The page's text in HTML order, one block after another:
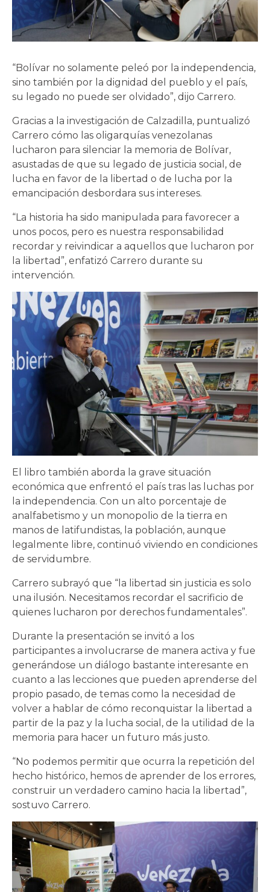
“Bolívar no solamente peleó por la independencia,
sino también por la dignidad del pueblo y el país,
su legado no puede ser olvidado”, dijo Carrero.
Gracias a la investigación de Calzadilla, puntualizó
Carrero cómo las oligarquías venezolanas
lucharon para silenciar la memoria de Bolívar,
asustadas de que su legado de justicia social, de
lucha en favor de la libertad o de lucha por la
emancipación desbordara sus intereses.
“La historia ha sido manipulada para favorecer a
unos pocos, pero es nuestra responsabilidad
recordar y reivindicar a aquellos que lucharon por
la libertad”, enfatizó Carrero durante su
intervención.
El libro también aborda la grave situación
económica que enfrentó el país tras las luchas por
la independencia. Con un alto porcentaje de
analfabetismo y un monopolio de la tierra en
manos de latifundistas, la población, aunque
legalmente libre, continuó viviendo en condiciones
de servidumbre.
Carrero subrayó que “la libertad sin justicia es solo
una ilusión. Necesitamos recordar el sacrificio de
quienes lucharon por derechos fundamentales”.
Durante la presentación se invitó a los
participantes a involucrarse de manera activa y fue
generándose un diálogo bastante interesante en
cuanto a las lecciones que pueden aprenderse del
propio pasado, de temas como la necesidad de
volver a hablar de cómo reconquistar la libertad a
partir de la paz y la lucha social, de la utilidad de la
memoria para hacer un futuro más justo.
“No podemos permitir que ocurra la repetición del
hecho histórico, hemos de aprender de los errores,
construir un verdadero camino hacia la libertad”,
sostuvo Carrero.